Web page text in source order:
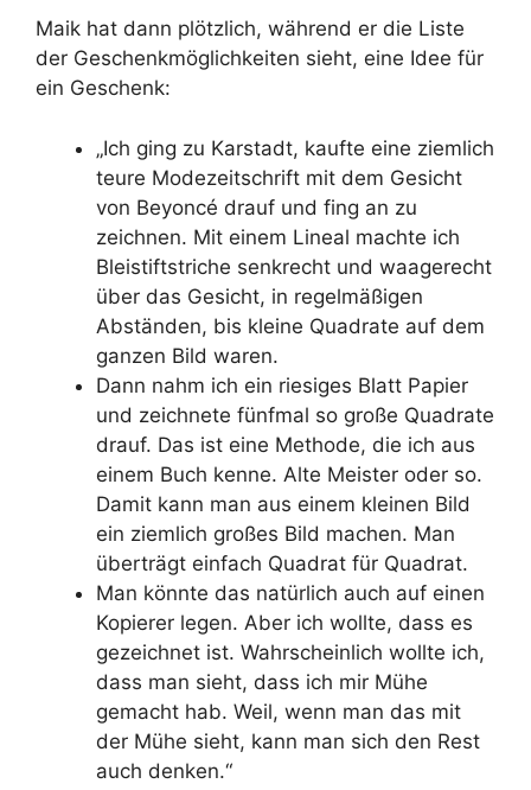
Maik hat dann plötzlich, während er die Liste
der Geschenkmöglichkeiten sieht, eine Idee für
ein Geschenk:
„Ich ging zu Karstadt, kaufte eine ziemlich
teure Modezeitschrift mit dem Gesicht
von Beyoncé drauf und fing an zu
zeichnen. Mit einem Lineal machte ich
Bleistiftstriche senkrecht und waagerecht
über das Gesicht, in regelmäßigen
Abständen, bis kleine Quadrate auf dem
ganzen Bild waren.
Dann nahm ich ein riesiges Blatt Papier
und zeichnete fünfmal so große Quadrate
drauf. Das ist eine Methode, die ich aus
einem Buch kenne. Alte Meister oder so.
Damit kann man aus einem kleinen Bild
ein ziemlich großes Bild machen. Man
überträgt einfach Quadrat für Quadrat.
Man könnte das natürlich auch auf einen
Kopierer legen. Aber ich wollte, dass es
gezeichnet ist. Wahrscheinlich wollte ich,
dass man sieht, dass ich mir Mühe
gemacht hab. Weil, wenn man das mit
der Mühe sieht, kann man sich den Rest
auch denken.“